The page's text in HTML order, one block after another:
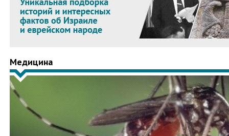
Медицина